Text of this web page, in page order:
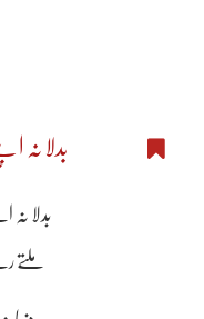
بدلا نہ
بدلا
ملتے